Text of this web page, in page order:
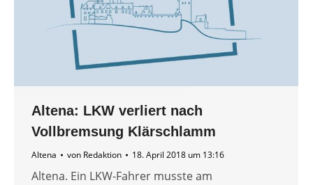
Altena: LKW verliert nach
Vollbremsung Klärschlamm
Altena von Redaktion 18. April 2018 um 13:16
Altena. Ein LKW-Fahrer musste am